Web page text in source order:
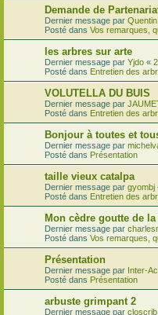
Demande de
Dernier message par
Posté dans Vos remarques,
les arbres sur arte
Dernier message par Yjdo «
Posté dans Entretien des
VOLUTELLA DU BUIS
Dernier message par
Posté dans Entretien des
Bonjour à toutes et
Dernier message par
Posté dans Présentation
taille vieux catalpa
Dernier message par gyombj
Posté dans Entretien des
Mon cèdre goutte de
Dernier message par
Posté dans Vos remarques,
Présentation
Dernier message par Inter-
Posté dans Présentation
arbuste grimpant 2
Dernier message par closcrib